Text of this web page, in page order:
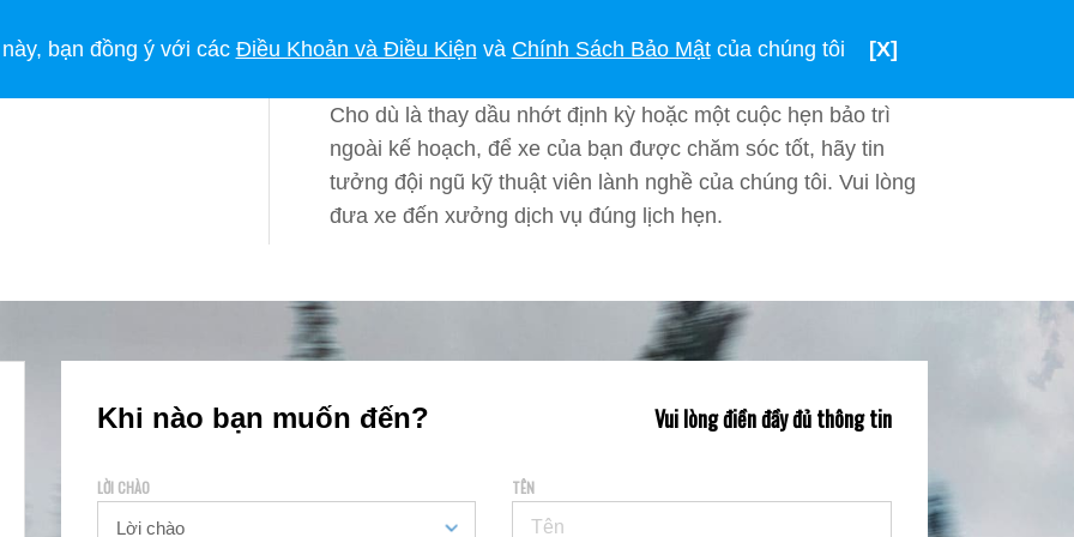
bạn đồng ý với các Điều Khoản và Điều Kiện và Chính Sách Bảo Mậtcủa chúng tôi [X]
MUA XE SUBARU CHỦ SỞ HỮU PHONG CÁCH SỐNG TIN TỨC TIẾNG VIỆT
Cho dù là thay dầu nhớt định kỳ hoặc một cuộc hẹn bảo trì
ngoài kế hoạch, để xe của bạn được chăm sóc tốt, hãy tin
tưởng đội ngũ kỹ thuật viên lành nghề của chúng tôi. Vui lòng
đưa xe đến xưởng dịch vụ đúng lịch hẹn.
Khi nào bạn muốn đến? Vui lòng điền đầy đủ thông tin
LỜI CHÀO TÊN